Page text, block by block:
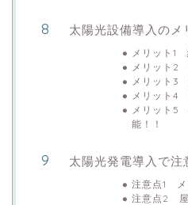
太陽光設備導入のメ
メリット1
メリット2
メリット3
メリット4
メリット5
能！！
太陽光発電導入で注
注意点1 メ
注意点2 屋